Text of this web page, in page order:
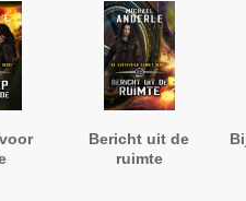
Bericht uit de
ruimte